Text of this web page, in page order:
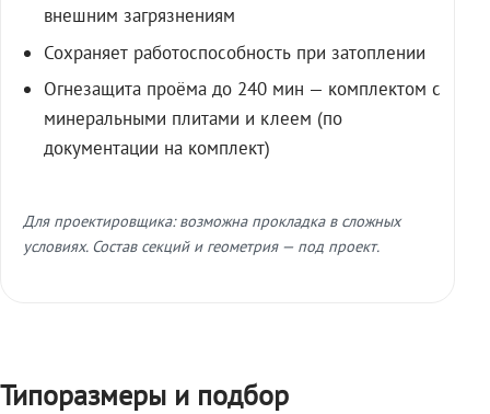
внешним загрязнениям
Сохраняет работоспособность при затоплении
Огнезащита проёма до 240 мин — комплектом с
минеральными плитами и клеем (по
документации на комплект)
Для проектировщика: возможна прокладка в сложных
условиях. Состав секций и геометрия — под проект.
Типоразмеры и подбор